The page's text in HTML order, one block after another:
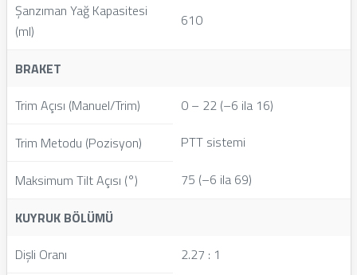
Şanzıman Yağ Kapasitesi
(ml)
610
BRAKET
Trim Açısı (Manuel/Trim)
0 – 22 (–6 ila 16)
Trim Metodu (Pozisyon)
PTT sistemi
Maksimum Tilt Açısı (°)
75 (–6 ila 69)
KUYRUK BÖLÜMÜ
Dişli Oranı
2.27 : 1